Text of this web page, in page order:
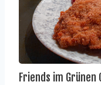
Friends im Grünen